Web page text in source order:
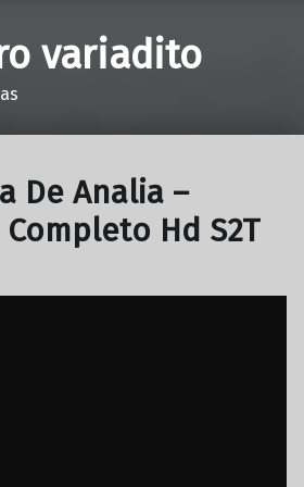
variadito
De Analia –
Hd S2T